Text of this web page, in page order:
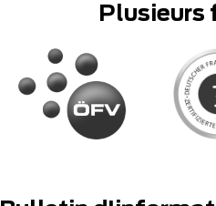
Plusieurs